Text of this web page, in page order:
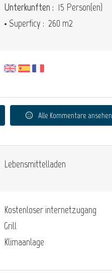
Unterkunften : 15 Person(en)
• Superficy : 260 m2
Alle Kommentare ansehen
Lebensmittelladen
Kostenloser internetzugang
Grill
Klimaanlage